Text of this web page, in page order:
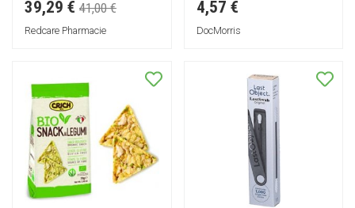
39,29 € 41,00 €
Redcare Pharmacie
4,57 €
DocMorris